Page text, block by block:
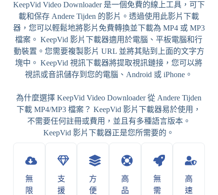
KeepVid Video Downloader 是一個免費的線上工具，可下
載和保存 Andere Tijden 的影片。透過使用此影片下載
器，您可以輕鬆地將影片免費轉換並下載為 MP4 或 MP3
檔案。 KeepVid 影片下載器適用於電腦、平板電腦和行
動裝置。您需要複製影片 URL 並將其貼到上面的文字方
塊中。 KeepVid 視訊下載器將提取視訊鏈接，您可以將
視訊或音訊儲存到您的電腦、Android 或 iPhone。
為什麼選擇 KeepVid Video Downloader 從 Andere Tijden
下載 MP4/MP3 檔案？ KeepVid 影片下載器易於使用，
不需要任何註冊或費用，並且有多種語言版本。
KeepVid 影片下載器正是您所需要的。
無
限
支
援
方
便
高
品
無
需
高
速